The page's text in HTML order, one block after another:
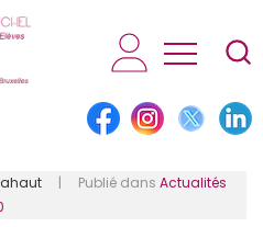
AESM...
| Publié dans Actualités